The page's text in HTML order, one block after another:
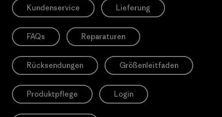
Kundenservice Lieferung
FAQs Reparaturen
Rücksendungen Größenleitfaden
Produktpflege Login